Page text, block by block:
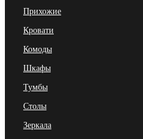
Прихожие
Кровати
Комоды
Шкафы
Тумбы
Столы
Зеркала